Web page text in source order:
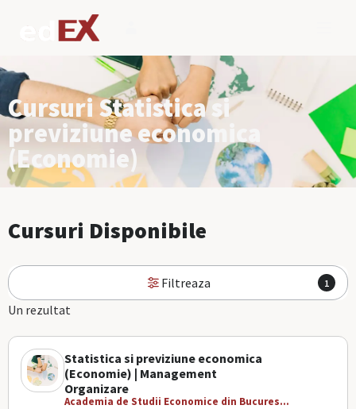
Cursuri Statistica si
previziune economica
(Economie)
Cursuri Disponibile
Filtreaza 1
Un rezultat
Statistica si previziune economica
(Economie) | Management
Organizare
Academia de Studii Economice din Bucures...